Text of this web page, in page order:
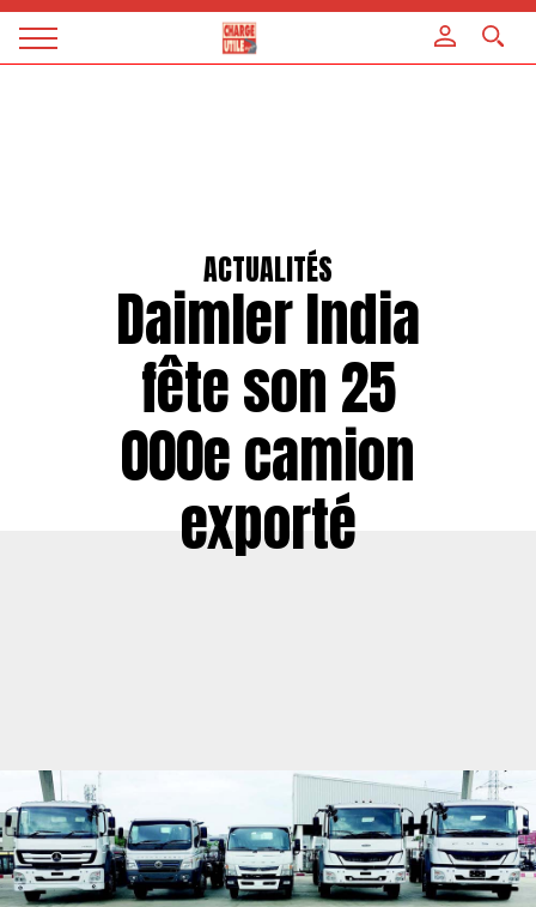
Magazine
ACTUALITÉS
Daimler India
fête son 25
000e camion
exporté
Panneau de gestion des cookies